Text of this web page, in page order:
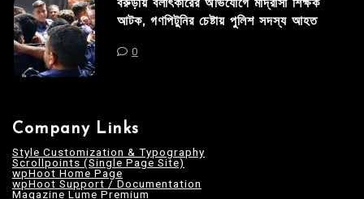
বরুড়ায় বলাৎকারের অভিযোগে মাদ্রাসা শিক্ষক
আটক, গণপিটুনির চেষ্টায় পুলিশ সদস্য আহত
0
Company Links
Style Customization & Typography
Scrollpoints (Single Page Site)
wpHoot Home Page
wpHoot Support / Documentation
Magazine Lume Premium